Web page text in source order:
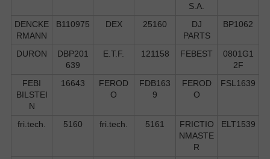
S.А.
DENCKE
RMANN
B110975 DEX 25160
DJ
PARTS
BP1062
DURON
DBP201
639
E.T.F. 121158 FEBEST
0801G1
2F
FEBI
BILSTEI
N
16643
FEROD
O
FDB163
9
FEROD
O
FSL1639
fri.tech. 5160 fri.tech. 5161
FRICTIO
NMASTE
R
ELT1539